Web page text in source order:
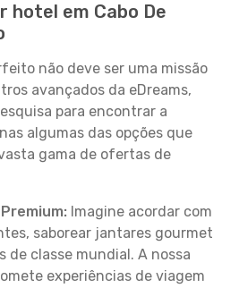
hotel em Cabo De
não deve ser uma missão
avançados da eDreams,
para encontrar a
algumas das opções que
gama de ofertas de
Imagine acordar com
saborear jantares gourmet
de classe mundial. A nossa
experiências de viagem